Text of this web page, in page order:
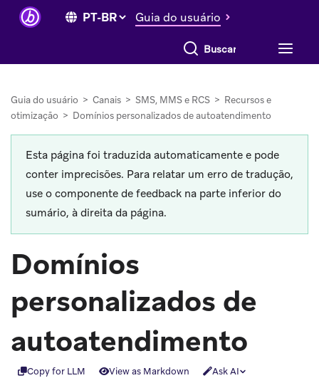
Guia do usuário
Buscar tudo
Guia do usuário > Canais > SMS, MMS e RCS > Recursos e
otimização > Domínios personalizados de autoatendimento
Esta página foi traduzida automaticamente e pode
conter imprecisões. Para relatar um erro de tradução,
use o componente de feedback na parte inferior do
sumário, à direita da página.
Domínios
personalizados de
autoatendimento
Copy for LLM View as Markdown Ask AI